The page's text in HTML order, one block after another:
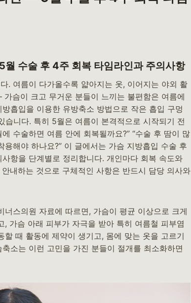
수술 후 4주 회복 타임라인과 주의사항
. 여름이 다가올수록 얇아지는 옷, 이어지는 야외 활
슴이 크고 무거운 분들이 느끼는 불편함은 여름에
흡입을 이용한 유방축소 방법으로 작은 흡입 구멍
니다. 특히 5월은 여름이 본격적으로 시작되기 전
수술하면 여름 안에 회복될까요?” “수술 후 땀이 많
해야 하나요?” 이 글에서는 가슴 지방흡입 수술 후
항을 단계별로 정리합니다. 개인마다 회복 속도와
내하는 것으로 구체적인 사항은 반드시 담당 의사와
스의원 자료에 따르면, 가슴이 평균 이상으로 크게
가슴 아래 피부가 자극을 받아 특히 여름철 피부염
때 활동에 제약이 생기고, 몸에 맞는 옷을 고르기
소는 이런 고민을 가진 분들이 절개를 최소화하면